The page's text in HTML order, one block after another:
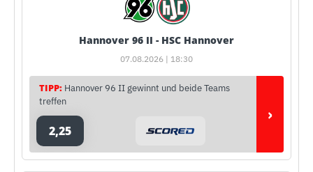
Hannover 96 II - HSC Hannover
07.08.2026 | 18:30
TIPP: Hannover 96 II gewinnt und beide Teams
treffen
2,25
›